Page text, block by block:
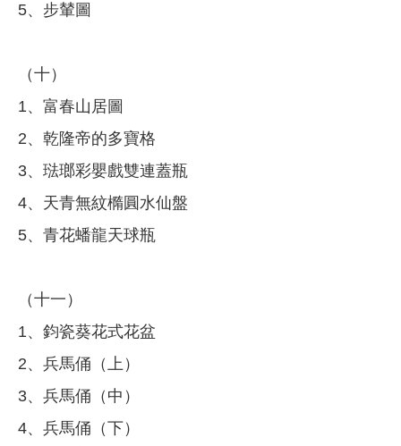
5、步輦圖
（十）
1、富春山居圖
2、乾隆帝的多寶格
3、琺瑯彩嬰戲雙連蓋瓶
4、天青無紋橢圓水仙盤
5、青花蟠龍天球瓶
（十一）
1、鈞瓷葵花式花盆
2、兵馬俑（上）
3、兵馬俑（中）
4、兵馬俑（下）